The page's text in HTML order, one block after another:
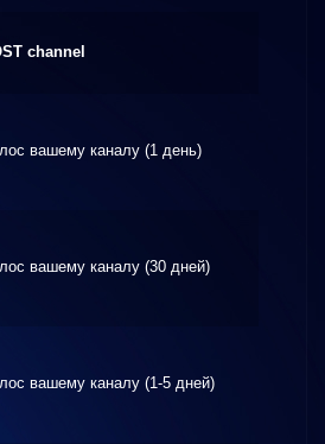
channel
вашему каналу (1 день)
вашему каналу (30 дней)
вашему каналу (1-5 дней)